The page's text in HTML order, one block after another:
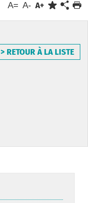
A= A- A+
> RETOUR À LA LISTE